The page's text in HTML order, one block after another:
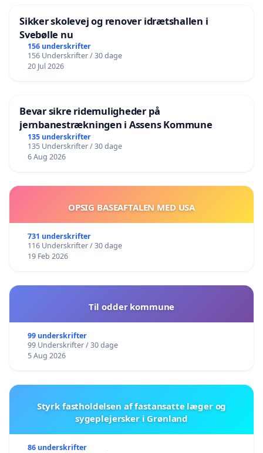
Sikker skolevej og renover idrætshallen i
Svebølle nu
156 underskrifter
156 Underskrifter / 30 dage
20 Jul 2026
Bevar sikre ridemuligheder på
jernbanestrækningen i Assens Kommune
135 underskrifter
135 Underskrifter / 30 dage
6 Aug 2026
OPSIG BASEAFTALEN MED USA
731 underskrifter
116 Underskrifter / 30 dage
19 Feb 2026
Til odder kommune
99 underskrifter
99 Underskrifter / 30 dage
5 Aug 2026
Styrk fastholdelsen af fastansatte læger og
sygeplejersker i Grønland
86 underskrifter